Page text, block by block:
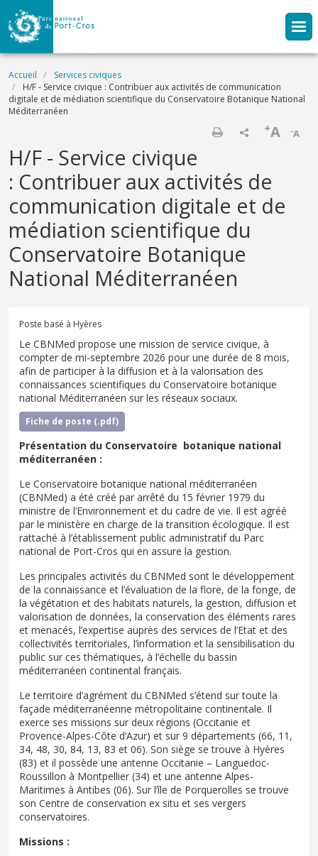
Aller au contenu principal
Fil d'Ariane
Accueil
Services civiques
H/F - Service civique : Contribuer aux activités de communication
digitale et de médiation scientifique du Conservatoire Botanique National
Méditerranéen
-A
+A
H/F - Service civique
: Contribuer aux activités de
communication digitale et de
médiation scientifique du
Conservatoire Botanique
National Méditerranéen
Poste basé à Hyères
Le CBNMed propose une mission de service civique, à
compter de mi-septembre 2026 pour une durée de 8 mois,
afin de participer à la diffusion et à la valorisation des
connaissances scientifiques du Conservatoire botanique
national Méditerranéen sur les réseaux sociaux.
Fiche de poste (.pdf)
Présentation du Conservatoire botanique national
méditerranéen :
Le Conservatoire botanique national méditerranéen
(CBNMed) a été créé par arrêté du 15 février 1979 du
ministre de l’Environnement et du cadre de vie. Il est agréé
par le ministère en charge de la transition écologique. Il est
rattaché à l’établissement public administratif du Parc
national de Port-Cros qui en assure la gestion.
Les principales activités du CBNMed sont le développement
de la connaissance et l’évaluation de la flore, de la fonge, de
la végétation et des habitats naturels, la gestion, diffusion et
valorisation de données, la conservation des éléments rares
et menacés, l’expertise auprès des services de l’Etat et des
collectivités territoriales, l’information et la sensibilisation du
public sur ces thématiques, à l’échelle du bassin
méditerranéen continental français.
Le territoire d’agrément du CBNMed s’étend sur toute la
façade méditerranéenne métropolitaine continentale. Il
exerce ses missions sur deux régions (Occitanie et
Provence-Alpes-Côte d’Azur) et sur 9 départements (66, 11,
34, 48, 30, 84, 13, 83 et 06). Son siège se trouve à Hyères
(83) et il possède une antenne Occitanie – Languedoc-
Roussillon à Montpellier (34) et une antenne Alpes-
Maritimes à Antibes (06). Sur l’île de Porquerolles se trouve
son Centre de conservation ex situ et ses vergers
conservatoires.
Missions :